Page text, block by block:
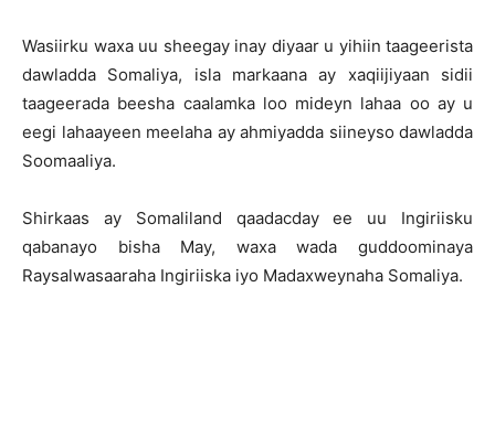
Wasiirku waxa uu sheegay inay diyaar u yihiin taageerista
dawladda Somaliya, isla markaana ay xaqiijiyaan sidii
taageerada beesha caalamka loo mideyn lahaa oo ay u
eegi lahaayeen meelaha ay ahmiyadda siineyso dawladda
Soomaaliya.
Shirkaas ay Somaliland qaadacday ee uu Ingiriisku
qabanayo bisha May, waxa wada guddoominaya
Raysalwasaaraha Ingiriiska iyo Madaxweynaha Somaliya.